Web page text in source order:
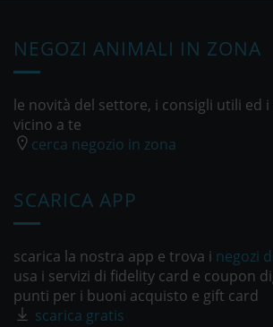
NEGOZI ANIMALI IN ZONA
le novità del settore, i consigli utili ed
vicino a te
cerca negozio in zona
SCARICA APP
scarica la nostra app e trova i negozi
usa i servizi di fidelity card e coupon
punti per i buoni acquisto e gift card
scarica gratis